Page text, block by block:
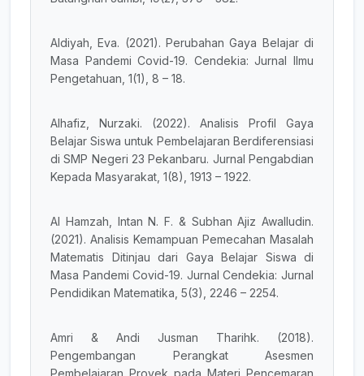
Aldiyah, Eva. (2021). Perubahan Gaya Belajar di
Masa Pandemi Covid-19. Cendekia: Jurnal Ilmu
Pengetahuan, 1(1), 8 – 18.
Alhafiz, Nurzaki. (2022). Analisis Profil Gaya
Belajar Siswa untuk Pembelajaran Berdiferensiasi
di SMP Negeri 23 Pekanbaru. Jurnal Pengabdian
Kepada Masyarakat, 1(8), 1913 – 1922.
Al Hamzah, Intan N. F. & Subhan Ajiz Awalludin.
(2021). Analisis Kemampuan Pemecahan Masalah
Matematis Ditinjau dari Gaya Belajar Siswa di
Masa Pandemi Covid-19. Jurnal Cendekia: Jurnal
Pendidikan Matematika, 5(3), 2246 – 2254.
Amri & Andi Jusman Tharihk. (2018).
Pengembangan Perangkat Asesmen
Pembelajaran Proyek pada Materi Pencemaran